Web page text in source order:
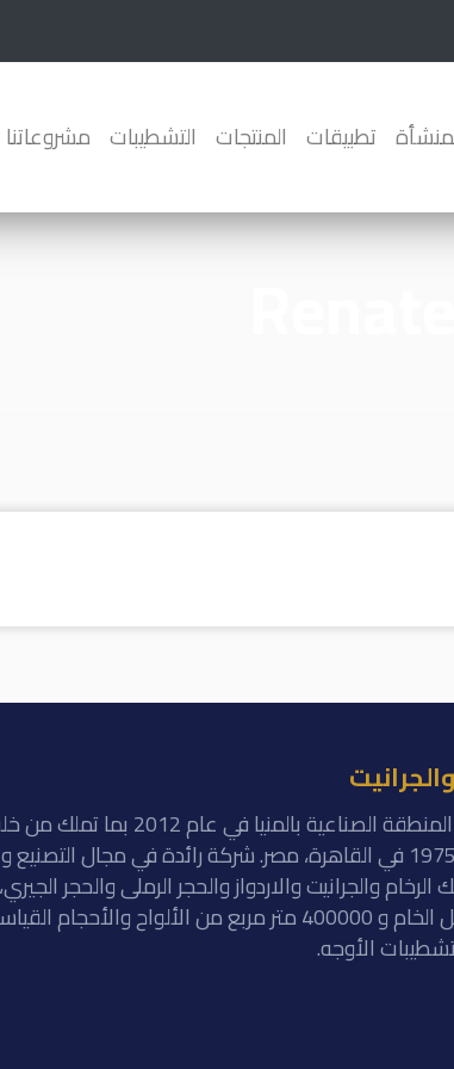
تطبيقات المنتجات التشطيبات مشروعاتنا
أنشأت شركة نفرتيتي في المنطقة
السوق المصري منذ عام 1975 في القاهرة، مصر. شركة رائدة في مجال
الرخام والجرانيت والاردواز والحجر الرملى والحجر
10000 متر مكعب من كتل الخام و 400000 متر مربع من الألواح
الأوجه.